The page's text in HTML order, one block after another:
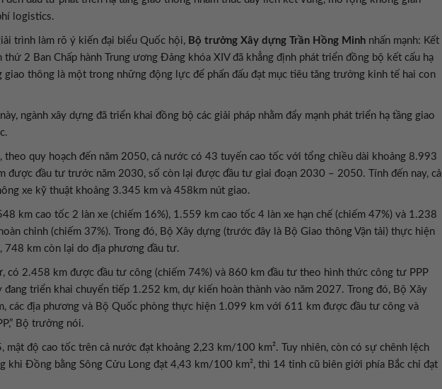
logistics.
trình làm rõ ý kiến đại biểu Quốc hội, Bộ trưởng Xây dựng Trần Hồng Minh nhấn mạnh: Kết
thứ 2 Ban Chấp hành Trung ương Đảng khóa XIV đã khẳng định phát triển đồng bộ kết cấu hạ
giao thông là một trong những động lực để phấn đấu đạt mục tiêu tăng trưởng kinh tế hai con
ngành xây dựng đã triển khai đồng bộ các giải pháp nhằm đẩy mạnh phát triển hạ tầng giao
, theo quy hoạch đến năm 2050, cả nước có 43 tuyến cao tốc với tổng chiều dài khoảng 8.993
được đầu tư trước năm 2030, số còn lại được đầu tư giai đoạn 2030 – 2050. Tính đến nay, cả
xe kỹ thuật khoảng 3.345 km và 458km nút giao.
km cao tốc 2 làn xe (chiếm 16%), 1.559 km cao tốc 4 làn xe hạn chế (chiếm 47%) và 1.238
chỉnh (chiếm 37%). Trong đó, Bộ Xây dựng (trước đây là Bộ Giao thông Vận tải) thực hiện
748 km còn lại do địa phương đầu tư.
có 2.458 km được đầu tư công (chiếm 74%) và 860 km đầu tư theo hình thức công tư PPP
đang triển khai chuyển tiếp 1.252 km, dự kiến hoàn thành vào năm 2027. Trong đó, Bộ Xây
các địa phương và Bộ Quốc phòng thực hiện 1.099 km với 611 km được đầu tư công và
Bộ trưởng nói.
mật độ cao tốc trên cả nước đạt khoảng 2,23 km/100 km². Tuy nhiên, còn có sự chênh lệch
khi Đồng bằng Sông Cửu Long đạt 4,43 km/100 km², thì 14 tỉnh cũ biên giới phía Bắc chỉ đạt